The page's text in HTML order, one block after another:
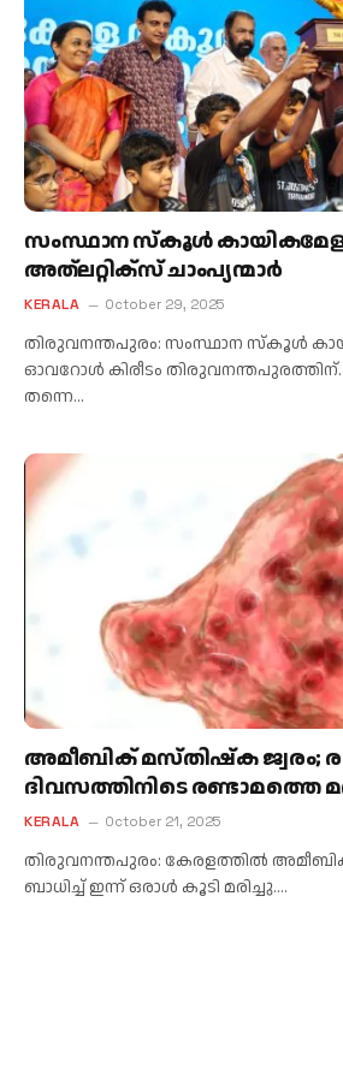
സംസ്ഥാന സ്‌കൂള്‍ കായികമേള:
അത്‌ലറ്റിക്‌സ് ചാംപ്യന്മാർ
KERALA October 29, 2025
തിരുവനന്തപുരം: സംസ്ഥാന സ്‌കൂള്‍
ഓവറോള്‍ കിരീടം
തന്നെ…
അമീബിക് മസ്തിഷ്‌ക ജ്വരം;
ദിവസത്തിനിടെ രണ്ടാമത്തെ
KERALA October 21, 2025
തിരുവനന്തപുരം: കേരളത്തിൽ
ബാധിച്ച് ഇന്ന് ഒരാള്‍ കൂടി മരിച്ചു.…